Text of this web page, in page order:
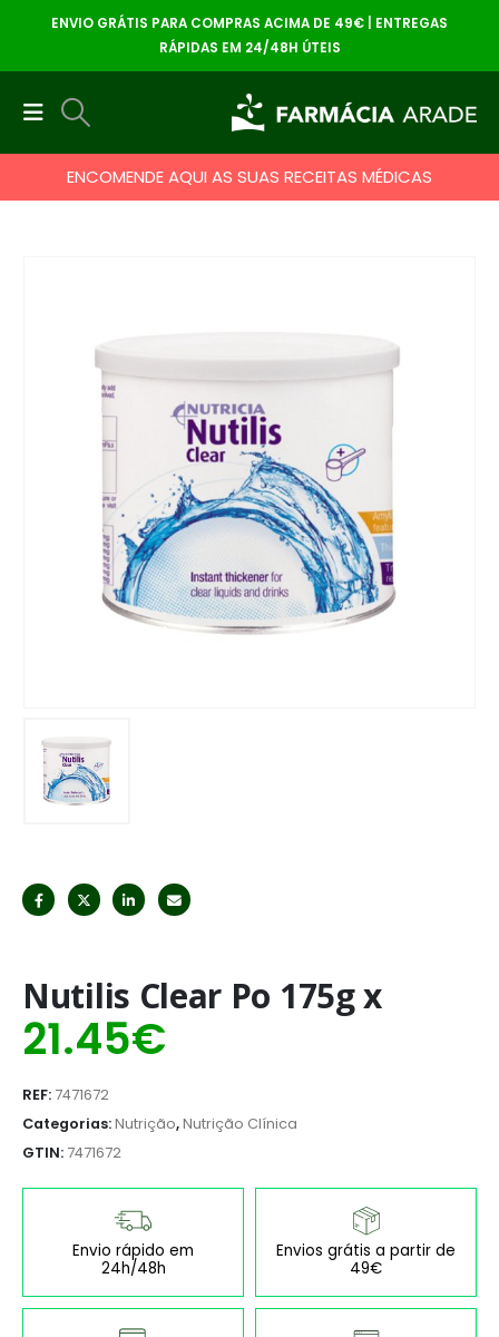
ENVIO GRÁTIS PARA COMPRAS ACIMA DE 49€ | ENTREGAS
RÁPIDAS EM 24/48H ÚTEIS
ENCOMENDE AQUI AS SUAS RECEITAS MÉDICAS
Nutilis Clear Po 175g x
21.45€
REF: 7471672
Categorias:Nutrição,Nutrição Clínica
GTIN: 7471672
Envio rápido em
24h/48h
Envios grátis a partir de
49€